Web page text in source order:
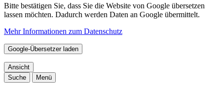
Bitte bestätigen Sie, dass Sie die Website von Google übersetzen
lassen möchten. Dadurch werden Daten an Google übermittelt.
Mehr Informationen zum Datenschutz
Google-Übersetzer laden
Ansicht
Suche
Menü